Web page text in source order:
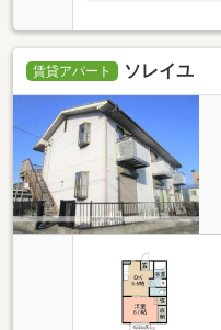
賃貸アパート ソレイユ